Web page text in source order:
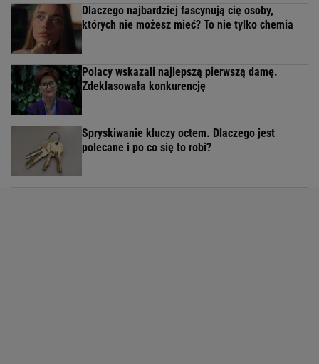
Dlaczego najbardziej fascynują cię osoby,
których nie możesz mieć? To nie tylko chemia
Polacy wskazali najlepszą pierwszą damę.
Zdeklasowała konkurencję
Spryskiwanie kluczy octem. Dlaczego jest
polecane i po co się to robi?